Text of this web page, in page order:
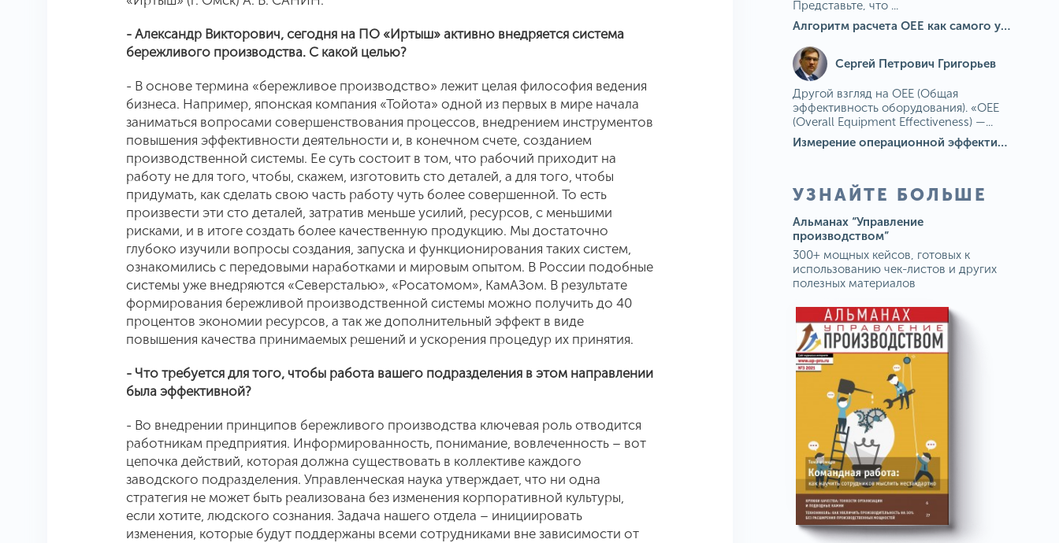
- Александр Викторович, сегодня на ПО «Иртыш» активно внедряется система
бережливого производства. С какой целью?
- В основе термина «бережливое производство» лежит целая философия ведения
бизнеса. Например, японская компания «Тойота» одной из первых в мире начала
заниматься вопросами совершенствования процессов, внедрением инструментов
повышения эффективности деятельности и, в конечном счете, созданием
производственной системы. Ее суть состоит в том, что рабочий приходит на
работу не для того, чтобы, скажем, изготовить сто деталей, а для того, чтобы
придумать, как сделать свою часть работу чуть более совершенной. То есть
произвести эти сто деталей, затратив меньше усилий, ресурсов, с меньшими
рисками, и в итоге создать более качественную продукцию. Мы достаточно
глубоко изучили вопросы создания, запуска и функционирования таких систем,
ознакомились с передовыми наработками и мировым опытом. В России подобные
системы уже внедряются «Северсталью», «Росатомом», КамАЗом. В результате
формирования бережливой производственной системы можно получить до 40
процентов экономии ресурсов, а так же дополнительный эффект в виде
повышения качества принимаемых решений и ускорения процедур их принятия.
- Что требуется для того, чтобы работа вашего подразделения в этом направлении
была эффективной?
- Во внедрении принципов бережливого производства ключевая роль отводится
работникам предприятия. Информированность, понимание, вовлеченность – вот
цепочка действий, которая должна существовать в коллективе каждого
заводского подразделения. Управленческая наука утверждает, что ни одна
стратегия не может быть реализована без изменения корпоративной культуры,
если хотите, людского сознания. Задача нашего отдела – инициировать
изменения, которые будут поддержаны всеми сотрудниками вне зависимости от
Представьте, что ...
Алгоритм расчета ОЕЕ как самого универсального и современного показателя эффективности оборудования в мире
Сергей Петрович Григорьев
Другой взгляд на OEE (Общая
эффективность оборудования). «OEE
(Overall Equipment Effectiveness) —...
Измерение операционной эффективности: ключевые показатели для непрерывного совершенствования
УЗНАЙТЕ БОЛЬШЕ
Альманах “Управление
производством”
300+ мощных кейсов, готовых к
использованию чек-листов и других
полезных материалов